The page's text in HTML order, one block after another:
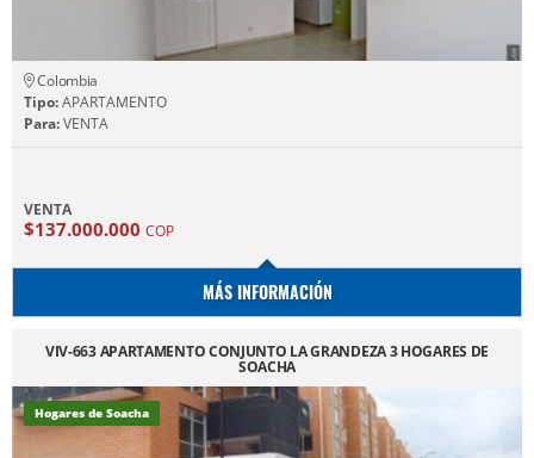
Colombia
Tipo:APARTAMENTO
Para:VENTA
VENTA
$137.000.000 COP
MÁS INFORMACIÓN
VIV-663 APARTAMENTO CONJUNTO LA GRANDEZA 3 HOGARES DE
SOACHA
Hogares de Soacha